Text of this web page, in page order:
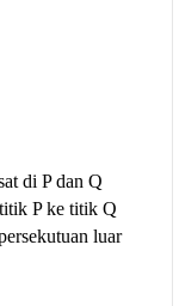
di P dan Q
P ke titik Q
luar